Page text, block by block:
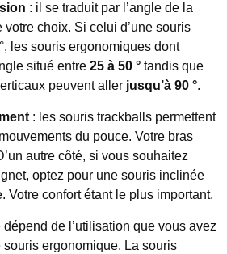
: il se traduit par l’angle de la
choix. Si celui d’une souris
les souris ergonomiques dont
situé entre 25 à 50 ° tandis que
peuvent aller jusqu’à 90 °.
: les souris trackballs permettent
du pouce. Votre bras
autre côté, si vous souhaitez
optez pour une souris inclinée
Votre confort étant le plus important.
dépend de l’utilisation que vous avez
souris ergonomique. La souris